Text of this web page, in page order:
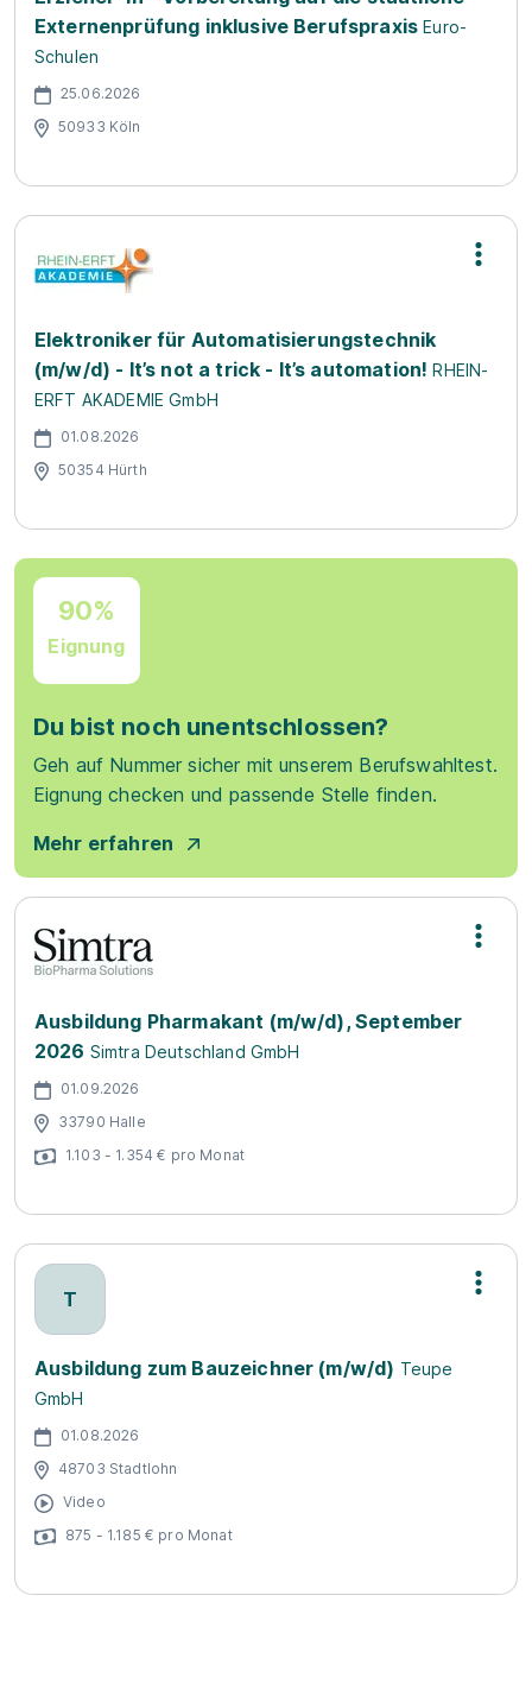
Externenprüfung inklusive Berufspraxis Euro-
Schulen
25.06.2026
50933 Köln
Elektroniker für Automatisierungstechnik
(m/w/d) - It’s not a trick - It’s automation! RHEIN-
ERFT AKADEMIE GmbH
01.08.2026
50354 Hürth
90%
Eignung
Du bist noch unentschlossen?
Geh auf Nummer sicher mit unserem Berufswahltest.
Eignung checken und passende Stelle finden.
Mehr erfahren
Ausbildung Pharmakant (m/w/d), September
2026 Simtra Deutschland GmbH
01.09.2026
33790 Halle
1.103 - 1.354 € pro Monat
T
Ausbildung zum Bauzeichner (m/w/d) Teupe
GmbH
01.08.2026
48703 Stadtlohn
Video
875 - 1.185 € pro Monat